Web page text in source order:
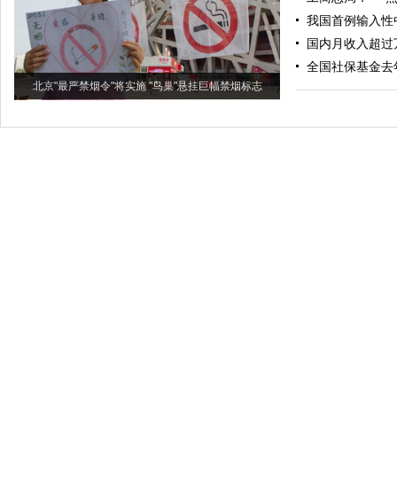
北京"最严禁烟令"将实施 "鸟巢"悬挂巨幅禁烟标志
我国首例输入
国内月收入超
全国社保基金